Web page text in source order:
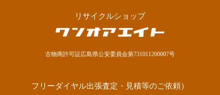
リサイクルショップ
古物商許可証広島県公安委員会第731011200007号
フリーダイヤル出張査定・見積等のご依頼）